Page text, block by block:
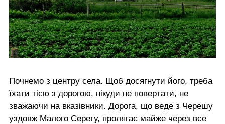
Почнемо з центру села. Щоб досягнути його, треба
їхати тією з дорогою, нікуди не повертати, не
зважаючи на вказівники. Дорога, що веде з Черешу
уздовж Малого Серету, пролягає майже через все